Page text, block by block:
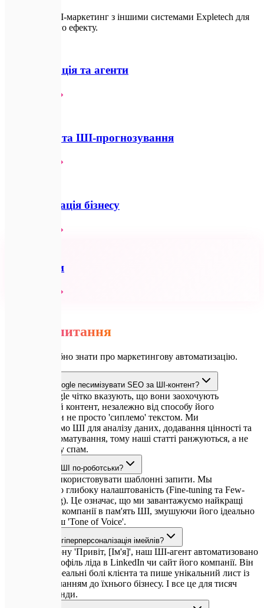
Поєднуйте ШІ-маркетинг з іншими системами Expletech для
максимального ефекту.
ШІ-інтеграція та агенти
Аналітика та ШІ-прогнозування
Автоматизація бізнесу
Всі послуги
запитання
Усе, що потрібно знати про маркетингову автоматизацію.
Чи не буде Google песимізувати SEO за ШІ-контент?
Правила Google чітко вказують, що вони заохочують
високоякісний контент, незалежно від способу його
створення. Ми не просто 'сиплемо' текстом. Ми
використовуємо ШІ для аналізу даних, додавання цінності та
глибокого форматування, тому наші статті ранжуються, а не
потрапляють у спам.
Чи звучатиме ШІ по-роботськи?
Лише якщо використовувати шаблонні запити. Мы
впроваджуємо глибоку налаштованість (Fine-tuning та Few-
Shot Prompting). Це означає, що ми завантажуємо найкращі
дописи вашої компанії в пам'ять ШІ, змушуючи його ідеально
клонувати ваш 'Tone of Voice'.
Як працює ШІ-гіперперсоналізація імейлів?
Замість шаблону 'Привіт, [Ім'я]', наш ШІ-агент автоматизовано
переглядає профіль ліда в LinkedIn чи сайт його компанії. Він
виокремлює реальні болі клієнта та пише унікальний лист із
прямим посиланням до їхнього бізнесу. І все це для тисяч
людей за секунди.